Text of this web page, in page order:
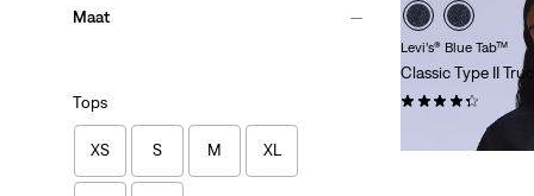
Maat
Tops
XS S M XL
Levi’s® Blue Tab™
Classic Type II